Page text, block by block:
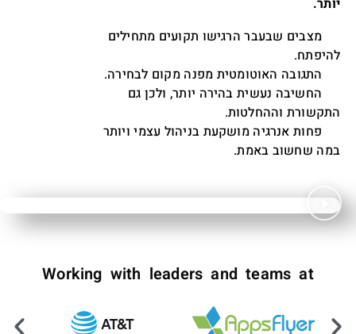
יותר.
מצבים שבעבר הרגישו תקועים מתחילים
להיפתח.
התגובה האוטומטית מפנה מקום לבחירה.
החשיבה נעשית בהירה יותר, ולכן גם
התקשורת וההחלטות.
פחות אנרגיה מושקעת בניהול עצמי ויותר
במה שחשוב באמת.
Working with leaders and teams at